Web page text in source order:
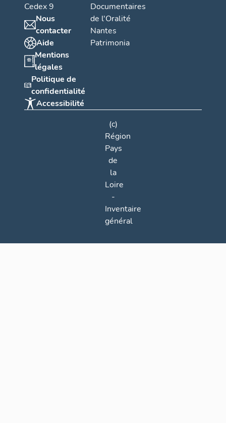
Cedex 9
Nous
contacter
Aide
Mentions
légales
Politique de
confidentialité
Accessibilité
Documentaires
de l'Oralité
Nantes
Patrimonia
(c)
Région
Pays
de
la
Loire
-
Inventaire
général